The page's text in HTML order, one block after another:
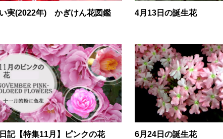
実(2022年) かぎけん花図鑑 4月13日の誕生花
記【特集11月】ピンクの花 6月24日の誕生花